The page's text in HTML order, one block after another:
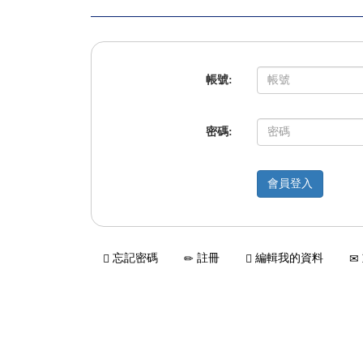
帳號:
密碼:
忘記密碼 註冊 編輯我的資料